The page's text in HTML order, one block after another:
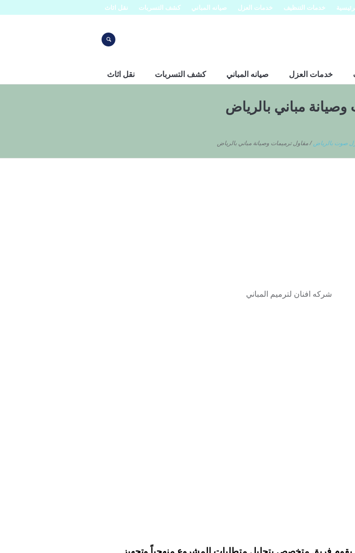
خدمات التنظيف خدمات العزل صيانه المباني كشف التسربات نقل اثاث
خدمات العزل صيانه المباني كشف التسربات نقل اثاث
مباني بالرياض
صوت بالرياض /مقاول ترميمات وصيانة مباني بالرياض
شركه افنان لترميم المباني